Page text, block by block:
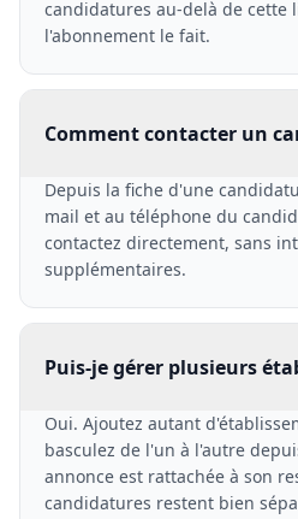
candidatures au-delà de
l'abonnement le fait.
Comment contacter un
Depuis la fiche d'une
mail et au téléphone du
contactez directement, sans
supplémentaires.
Puis-je gérer plusieurs
Oui. Ajoutez autant
basculez de l'un à l'autre
annonce est rattachée à son
candidatures restent bien